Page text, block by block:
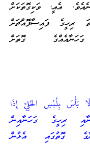
އެއީ؛ ވަކިގޮތަކަށް
ރިހީގެ ފައިސާފޮއްޗަށް
ގޮތަށް
بَأْسَ بِلُبْسِ الحُلِيِّ إِذَا
ރިހީގެ ގަހަނާއިން
ގޮތުގައި އެޅުން